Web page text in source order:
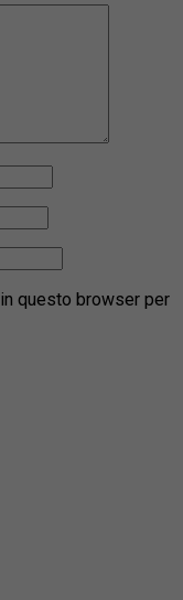
questo browser per